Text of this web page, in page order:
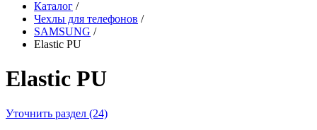
Каталог /
Чехлы для телефонов /
SAMSUNG /
Elastic PU
Elastic PU
Уточнить раздел (24)